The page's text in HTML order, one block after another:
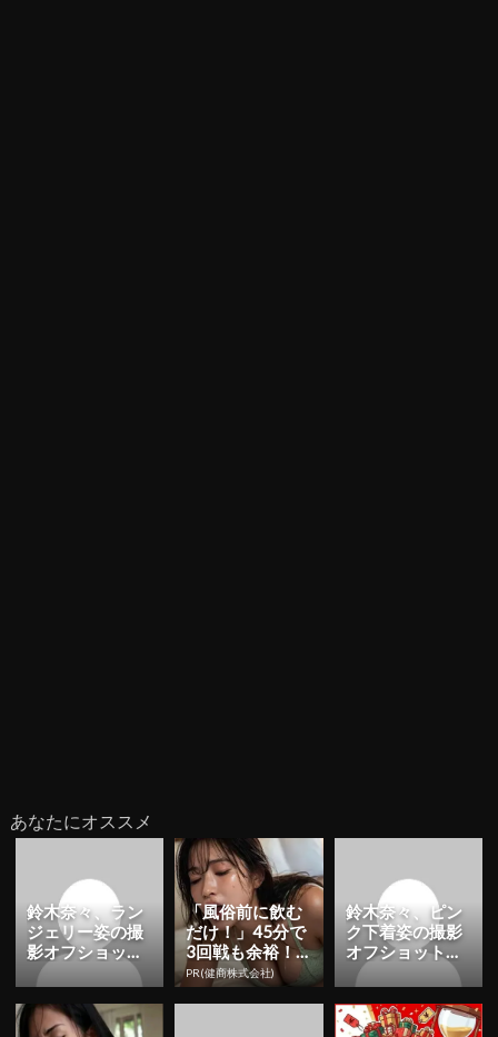
あなたにオススメ
鈴木奈々、ラン
ジェリー姿の撮
影オフショット
公開！「今のバ
ストが一番自信
あります！...
「風俗前に飲む
だけ！」45分で
3回戦も余裕！9
80円で朝まで絶
好調
PR(健商株式会社)
鈴木奈々、ピン
ク下着姿の撮影
オフショット公
開！「めちゃく
ちゃ色っぽい」
「セクシー...